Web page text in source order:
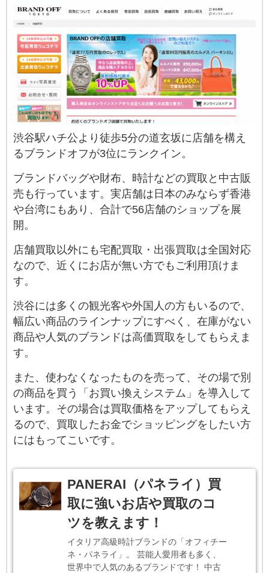
渋谷駅ハチ公より徒歩5分の道玄坂に店舗を構え
るブランドオフが3位にランクイン。
ブランドバッグや財布、時計などの買取と中古販
売も行っています。実店舗は日本のみならず香港
や台湾にもあり、合計で56店舗のショップを展
開。
店舗買取以外にも宅配買取・出張買取は全国対応
なので、近くにお店が無い方でもご利用頂けま
す。
渋谷には多くの観光客や外国人の方もいるので、
幅広い商品のラインナップにすべく、在庫がない
商品や人気のブランドは高価買取をしてもらえま
す。
また、使わなくなったものを売って、その場で別
の商品を買う「お買い換えシステム」を導入して
います。その場合は買取価格をアップしてもらえ
るので、買取したお金でショッピングをしたい方
にはもってこいです。
PANERAI（パネライ）買
取に強いお店や買取のコ
ツを教えます！
イタリア高級時計ブランドの「オフィチー
ネ・パネライ」。 芸能人愛用者も多く、
世界中で人気のあるブランドです！ 中古